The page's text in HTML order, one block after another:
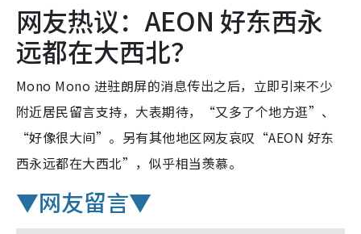
网友热议：AEON 好东西永
远都在大西北？
Mono Mono 进驻朗屏的消息传出之后，立即引来不少
附近居民留言支持，大表期待，“又多了个地方逛”、
“好像很大间”。另有其他地区网友哀叹“AEON 好东
西永远都在大西北”，似乎相当羡慕。
▼网友留言▼